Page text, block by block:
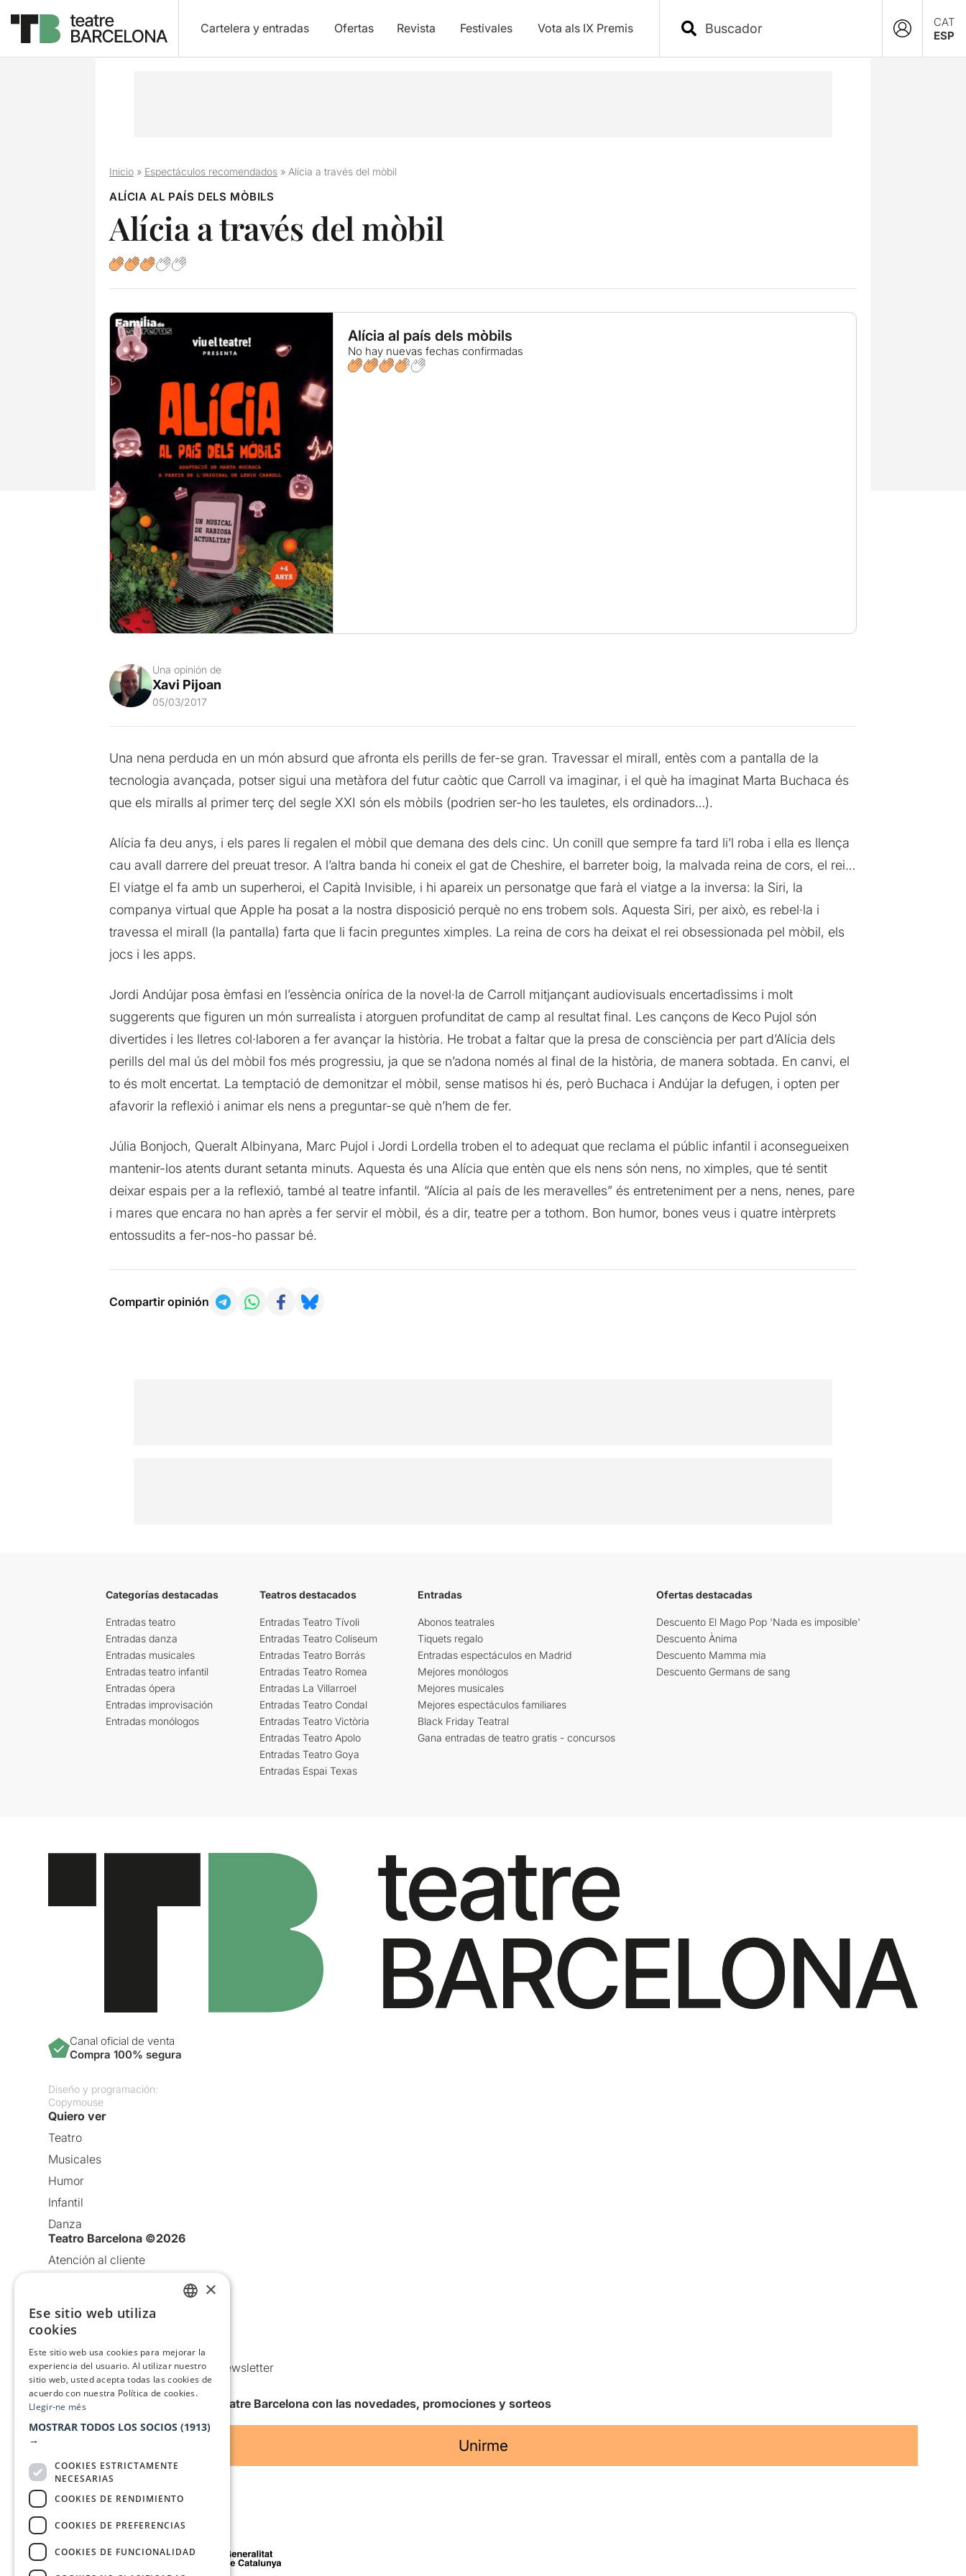
Cartelera y entradas Ofertas Revista Festivales Vota als IX Premis
CAT
ESP
Inicio» Espectáculos recomendados» Alícia a través del mòbil
ALÍCIA AL PAÍS DELS MÒBILS
Alícia a través del mòbil
Alícia al país dels mòbils
No hay nuevas fechas confirmadas
Una opinión de
Xavi Pijoan
05/03/2017
Una nena perduda en un món absurd que afronta els perills de fer-se gran. Travessar el mirall, entès com a pantalla de la
tecnologia avançada, potser sigui una metàfora del futur caòtic que Carroll va imaginar, i el què ha imaginat Marta Buchaca és
que els miralls al primer terç del segle XXI són els mòbils (podrien ser-ho les tauletes, els ordinadors…).
Alícia fa deu anys, i els pares li regalen el mòbil que demana des dels cinc. Un conill que sempre fa tard li’l roba i ella es llença
cau avall darrere del preuat tresor. A l’altra banda hi coneix el gat de Cheshire, el barreter boig, la malvada reina de cors, el rei…
El viatge el fa amb un superheroi, el Capità Invisible, i hi apareix un personatge que farà el viatge a la inversa: la Siri, la
companya virtual que Apple ha posat a la nostra disposició perquè no ens trobem sols. Aquesta Siri, per això, es rebel·la i
travessa el mirall (la pantalla) farta que li facin preguntes ximples. La reina de cors ha deixat el rei obsessionada pel mòbil, els
jocs i les apps.
Jordi Andújar posa èmfasi en l’essència onírica de la novel·la de Carroll mitjançant audiovisuals encertadìssims i molt
suggerents que figuren un món surrealista i atorguen profunditat de camp al resultat final. Les cançons de Keco Pujol són
divertides i les lletres col·laboren a fer avançar la història. He trobat a faltar que la presa de consciència per part d’Alícia dels
perills del mal ús del mòbil fos més progressiu, ja que se n’adona només al final de la història, de manera sobtada. En canvi, el
to és molt encertat. La temptació de demonitzar el mòbil, sense matisos hi és, però Buchaca i Andújar la defugen, i opten per
afavorir la reflexió i animar els nens a preguntar-se què n’hem de fer.
Júlia Bonjoch, Queralt Albinyana, Marc Pujol i Jordi Lordella troben el to adequat que reclama el públic infantil i aconsegueixen
mantenir-los atents durant setanta minuts. Aquesta és una Alícia que entèn que els nens són nens, no ximples, que té sentit
deixar espais per a la reflexió, també al teatre infantil. “Alícia al país de les meravelles” és entreteniment per a nens, nenes, pare
i mares que encara no han après a fer servir el mòbil, és a dir, teatre per a tothom. Bon humor, bones veus i quatre intèrprets
entossudits a fer-nos-ho passar bé.
Compartir opinión
Categorías destacadas
Entradas teatro
Entradas danza
Entradas musicales
Entradas teatro infantil
Entradas ópera
Entradas improvisación
Entradas monólogos
Teatros destacados
Entradas Teatro Tívoli
Entradas Teatro Coliseum
Entradas Teatro Borrás
Entradas Teatro Romea
Entradas La Villarroel
Entradas Teatro Condal
Entradas Teatro Victòria
Entradas Teatro Apolo
Entradas Teatro Goya
Entradas Espai Texas
Entradas
Abonos teatrales
Tiquets regalo
Entradas espectáculos en Madrid
Mejores monólogos
Mejores musicales
Mejores espectáculos familiares
Black Friday Teatral
Gana entradas de teatro gratis - concursos
Ofertas destacadas
Descuento El Mago Pop 'Nada es imposible'
Descuento Ànima
Descuento Mamma mia
Descuento Germans de sang
Canal oficial de venta
Compra 100% segura
Diseño y programación:
Copymouse
Quiero ver
Teatro
Musicales
Humor
Infantil
Danza
Teatro Barcelona ©2026
Atención al cliente
Política de Cookies
Condiciones de uso
Comunicaciones comerciales y Newsletter
Anuncia’t
Quiero recibir la newsletter de Teatre Barcelona con las novedades, promociones y sorteos
Unirme
Con el apoyo de
×
Ese sitio web utiliza
cookies
Este sitio web usa cookies para mejorar la
experiencia del usuario. Al utilizar nuestro
sitio web, usted acepta todas las cookies de
acuerdo con nuestra Política de cookies.
Llegir-ne més
MOSTRAR TODOS LOS SOCIOS (1913)
→
COOKIES ESTRICTAMENTE
NECESARIAS
COOKIES DE RENDIMIENTO
COOKIES DE PREFERENCIAS
COOKIES DE FUNCIONALIDAD